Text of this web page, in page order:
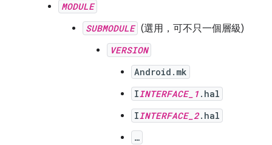
MODULE
SUBMODULE (選用，可不只一個層級)
VERSION
Android.mk
IINTERFACE_1 .hal
IINTERFACE_2.hal
…